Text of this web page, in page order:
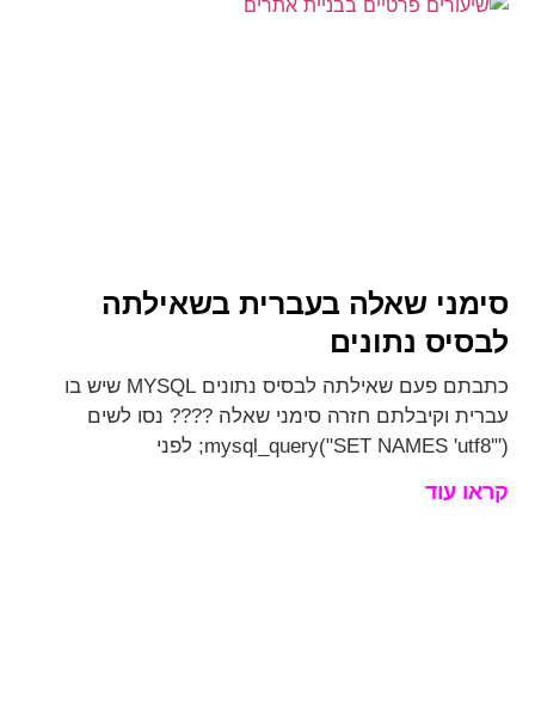
סימני שאלה בעברית בשאילתה
לבסיס נתונים
כתבתם פעם שאילתה לבסיס נתונים MYSQL שיש בו
עברית וקיבלתם חזרה סימני שאלה ???? נסו לשים
mysql_query("SET NAMES 'utf8'"); לפני
קראו עוד